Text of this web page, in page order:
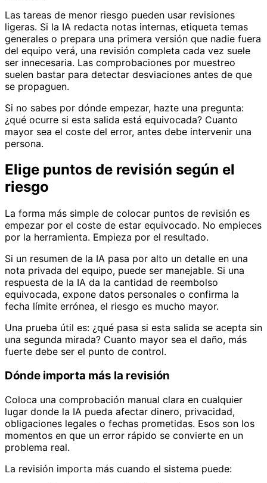
Las tareas de menor riesgo pueden usar revisiones
ligeras. Si la IA redacta notas internas, etiqueta temas
generales o prepara una primera versión que nadie fuera
del equipo verá, una revisión completa cada vez suele
ser innecesaria. Las comprobaciones por muestreo
suelen bastar para detectar desviaciones antes de que
se propaguen.
Si no sabes por dónde empezar, hazte una pregunta:
¿qué ocurre si esta salida está equivocada? Cuanto
mayor sea el coste del error, antes debe intervenir una
persona.
Elige puntos de revisión según el
riesgo
La forma más simple de colocar puntos de revisión es
empezar por el coste de estar equivocado. No empieces
por la herramienta. Empieza por el resultado.
Si un resumen de la IA pasa por alto un detalle en una
nota privada del equipo, puede ser manejable. Si una
respuesta de la IA da la cantidad de reembolso
equivocada, expone datos personales o confirma la
fecha límite errónea, el riesgo es mucho mayor.
Una prueba útil es: ¿qué pasa si esta salida se acepta sin
una segunda mirada? Cuanto mayor sea el daño, más
fuerte debe ser el punto de control.
Dónde importa más la revisión
Coloca una comprobación manual clara en cualquier
lugar donde la IA pueda afectar dinero, privacidad,
obligaciones legales o fechas prometidas. Esos son los
momentos en que un error rápido se convierte en un
problema real.
La revisión importa más cuando el sistema puede: